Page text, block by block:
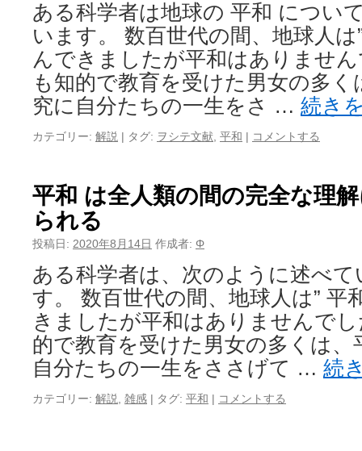
ある科学者は地球の 平和 につい
います。 数百世代の間、地球人は
んできましたが平和はありませ
も知的で教育を受けた男女の多
究に自分たちの一生をさ … 続き
カテゴリー: 解説 | タグ: ヲシテ文献 平和 | コメントする
平和 は全人類の間の完全な理
られる
投稿日: 2020年8月14日 作成者: Φ
ある科学者は、次のように述べ
す。 数百世代の間、地球人は” 平
きましたが平和はありませんで
的で教育を受けた男女の多くは
自分たちの一生をささげて … 続
カテゴリー: 解説 雑感 | タグ: 平和 | コメントする